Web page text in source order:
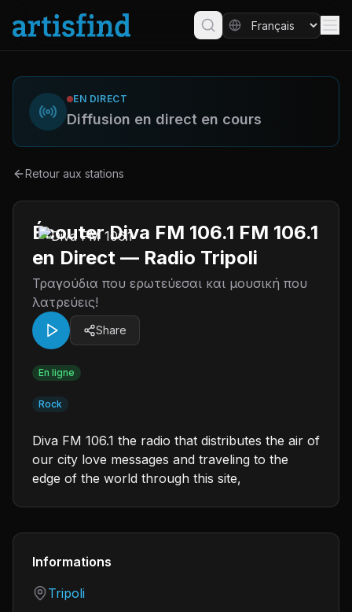
EN DIRECT
Diffusion en direct en cours
Retour aux stations
Écouter Diva FM 106.1 FM 106.1
en Direct — Radio Tripoli
Τραγούδια που ερωτεύεσαι και μουσική που
λατρεύεις!
Share
En ligne
Rock
Diva FM 106.1 the radio that distributes the air of
our city love messages and traveling to the
edge of the world through this site,
Informations
Country
Tripoli